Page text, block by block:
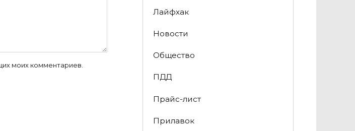
моих комментариев.
Лайфхак
Новости
Общество
ПДД
Прайс-лист
Прилавок